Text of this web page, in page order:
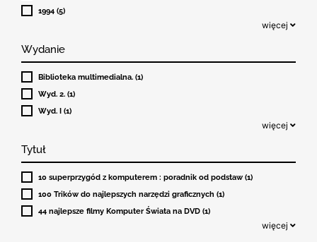
1994 (5)
więcej
Wydanie
Biblioteka multimedialna. (1)
Wyd. 2. (1)
Wyd. I (1)
więcej
Tytuł
10 superprzygód z komputerem : poradnik od podstaw (1)
100 Trików do najlepszych narzędzi graficznych (1)
44 najlepsze filmy Komputer Świata na DVD (1)
więcej